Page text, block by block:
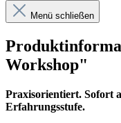
Menü schließen
Workshop"
Praxisorientiert. Sofort
Erfahrungsstufe.